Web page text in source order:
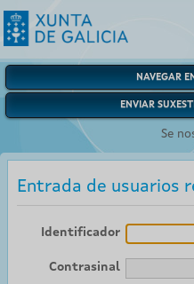
NAVEGAR
ENVIAR
Se
Entrada de usuarios
Identificador
Contrasinal